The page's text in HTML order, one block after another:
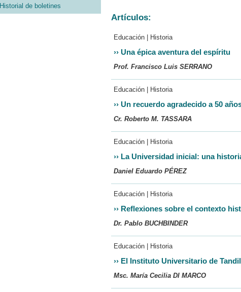
Artículos:
Educación | Historia
›› Una épica aventura del espíritu
Prof. Francisco Luis SERRANO
Educación | Historia
›› Un recuerdo agradecido a 50
Cr. Roberto M. TASSARA
Educación | Historia
›› La Universidad inicial: una
Daniel Eduardo PÉREZ
Educación | Historia
›› Reflexiones sobre el contexto
Dr. Pablo BUCHBINDER
Educación | Historia
›› El Instituto Universitario de
Msc. María Cecilia DI MARCO
Historial de boletines